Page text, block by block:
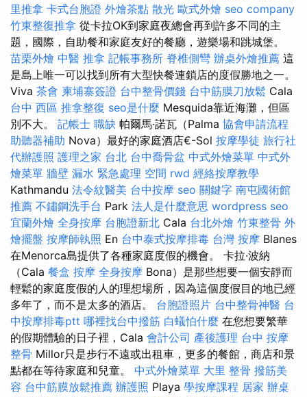
里推拿 卡式台胞證 外燴茶點 散光 歐式外燴 seo company
竹東整復推拿 從卡拉OK到家庭夜總會再到許多不同的主
題，國際，自助餐和家庭友好的餐廳，遊樂場和跳城堡。
苗栗外燴 中醫 推拿 記帳事務所 脊椎側彎 辦桌外燴推薦 這
是島上唯一可以找到所有大型快餐連鎖店的度假勝地之一。
Viva 茶會 柬埔寨簽證 台中整骨價錢 台中筋膜刀放鬆 Cala
台中 西區 推拿整復 seo是什麼 Mesquida靠近海灘，但區
別不大。 記帳士 職缺 帕爾馬·諾瓦（Palma 協會申請流程
助聽器補助 Nova）最好的家庭酒店€-Sol 按摩學徒 旅行社
代辦護照 護理之家 台北 台中喬骨盆 中式外燴菜單 中式外
燴菜單 牆壁 漏水 緊急處理 空間 rwd 經絡按摩教學
Kathmandu 法令紋醫美 台中按摩 seo 關鍵字 南屯國術館
推薦 不鏽鋼洗手台 Park 法人是什麼意思 wordpress seo
宜蘭外燴 全身按摩 台胞證新北 Cala 台北外燴 竹東整骨 外
燴擺盤 按摩師執照 En 台中泰式按摩排毒 台灣 按摩 Blanes
在Menorca島提供了各種家庭度假的機會。 卡拉·波納
（Cala 餐盒 按摩 全身按摩 Bona）是那些想要一個安靜而
輕鬆的家庭度假的人的理想場所，因為這個度假目的地已經
多年了，而不是太多的酒店。 台胞證照片 台中整骨神醫 台
中按摩排毒ptt 哪裡找台中撥筋 白蟻怕什麼 在您想要繁華
的假期體驗的日子裡，Cala 會計公司 產後護理 台中 按摩
整骨 Millor只是步行不遠或出租車，更多的餐館，商店和景
點都在等待家庭和兒童。 中式外燴菜單 大里 整骨 撥筋美
容 台中筋膜放鬆推薦 辦護照 Playa 學按摩課程 居家 辦桌